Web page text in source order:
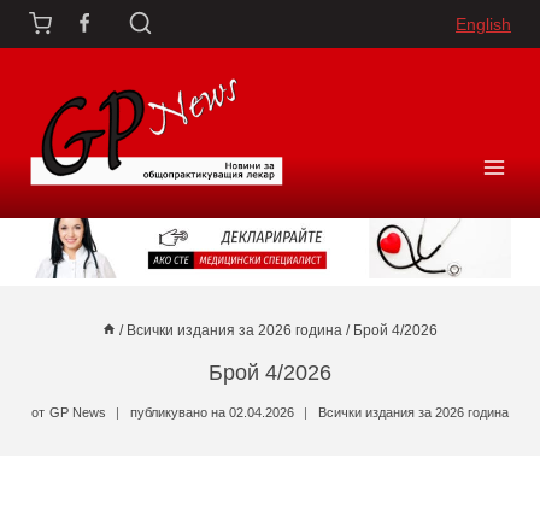
Към
съдържанието
English
/ Всички издания за 2026 година / Брой 4/2026
Брой 4/2026
от GP News публикувано на 02.04.2026 Всички издания за 2026 година